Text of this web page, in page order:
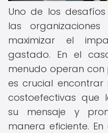
Uno de los
las
maximizar el
gastado. En el
menudo operan con
es crucial encontrar
costoefectivas que
su mensaje y
manera eficiente.